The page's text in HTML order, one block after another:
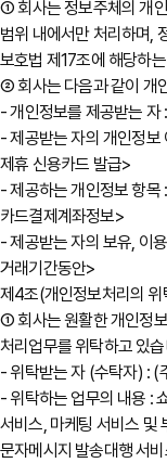
① 회사는 정보주체의 개
범위 내에서만 처리하며,
보호법 제17조에 해당하
② 회사는 다음과 같이 개
- 개인정보를 제공받는
- 제공받는 자의 개인정보
제휴 신용카드 발급>
- 제공하는 개인정보 항목
카드결제계좌정보>
- 제공받는 자의 보유, 이
거래기간동안>
제4조(개인정보처리의 위
① 회사는 원활한 개인정
처리업무를 위탁하고 있
- 위탁받는 자 (수탁자) : (
- 위탁하는 업무의 내용 :
서비스, 마케팅 서비스 및
문자메시지 발송대행 서